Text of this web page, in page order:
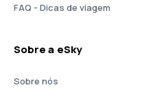
FAQ - Dicas de viagem
Sobre a eSky
Sobre nós